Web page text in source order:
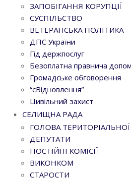
ЗАПОБІГАННЯ КОРУПЦІЇ
СУСПІЛЬСТВО
ВЕТЕРАНСЬКА ПОЛІТИКА
ДПС України
Гід держпослуг
Безоплатна правнича
Громадське обговорення
“єВідновлення”
Цивільний захист
СЕЛИЩНА РАДА
ГОЛОВА
ДЕПУТАТИ
ПОСТІЙНІ КОМІСІЇ
ВИКОНКОМ
СТАРОСТИ